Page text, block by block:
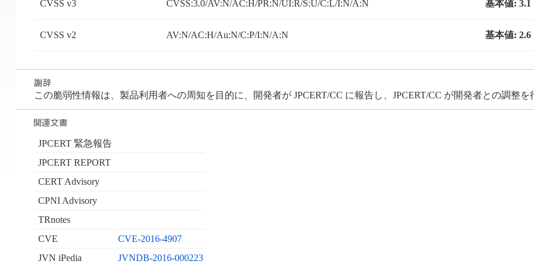
CVSS v3 CVSS:3.0/AV:N/AC:H/PR:N/UI:R/S:U/C:L/I:N/A:N 基本値: 3.1
CVSS v2 AV:N/AC:H/Au:N/C:P/I:N/A:N 基本値: 2.6
この脆弱性情報は、製品利用者への周知を目的に、開発者が JPCERT/CC に報告し、JPCERT/CC が開発者との調整を
JPCERT 緊急報告
JPCERT REPORT
CERT Advisory
CPNI Advisory
TRnotes
CVE
CVE-2016-4907
JVN iPedia
JVNDB-2016-000223